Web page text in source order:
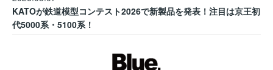
KATOが鉄道模型コンテスト2026で新製品を発表！注目は京王初
代5000系・5100系！